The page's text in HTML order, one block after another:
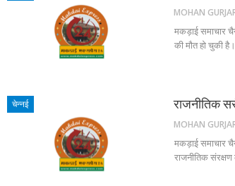
MOHAN
मकड़ाई समाचार
की मौत हो चुकी
चेन्नई राजनीतिक
MOHAN
मकड़ाई समाचार
राजनीतिक